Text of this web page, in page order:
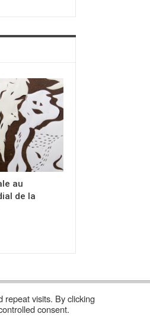
au
de la
Sommes-Nous ?
repeat visits. By clicking
consent.